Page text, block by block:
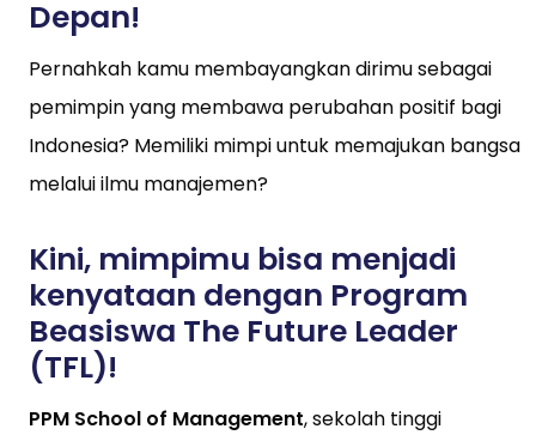
Depan!
Pernahkah kamu membayangkan dirimu sebagai
pemimpin yang membawa perubahan positif bagi
Indonesia? Memiliki mimpi untuk memajukan bangsa
melalui ilmu manajemen?
Kini, mimpimu bisa menjadi
kenyataan dengan Program
Beasiswa The Future Leader
(TFL)!
PPM School of Management, sekolah tinggi